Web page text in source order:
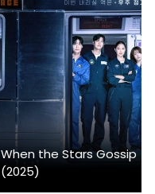
When the Stars Gossip
(2025)